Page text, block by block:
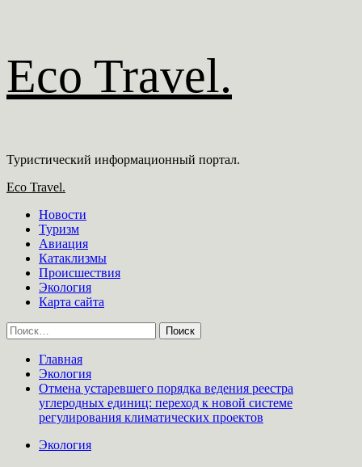
содержимому
Eco Travel.
Туристический информационный портал.
Основное
Eco Travel.
Новости
Туризм
Авиация
Катаклизмы
Происшествия
Экология
Карта сайта
Найти:
Главная
Экология
Отмена устаревшего порядка ведения реестра
углеродных единиц: переход к новой системе
регулирования климатических проектов
Экология